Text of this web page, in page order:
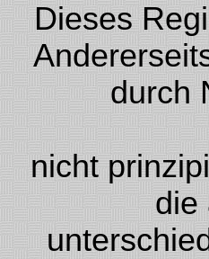
Dieses
durch
nicht
die